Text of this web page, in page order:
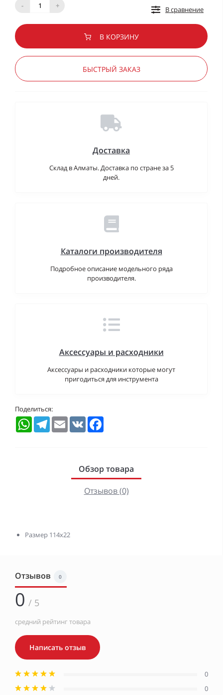
-
+
В сравнение
В КОРЗИНУ
БЫСТРЫЙ ЗАКАЗ
Доставка
Склад в Алматы. Доставка по стране за 5
дней.
Каталоги производителя
Подробное описание модельного ряда
производителя.
Аксессуары и расходники
Аксессуары и расходники которые могут
пригодиться для инструмента
Поделиться:
WhatsAppTelegramEmail VK
Обзор товара
Отзывов (0)
Размер 114х22
Отзывов 0
0 / 5
средний рейтинг товара
Написать отзыв
0
0